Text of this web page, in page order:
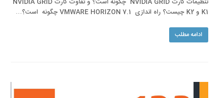
K1 و K2 چیست؟ راه اندازی VMWARE HORIZON 7.1 چگونه است؟…
ادامه مطلب